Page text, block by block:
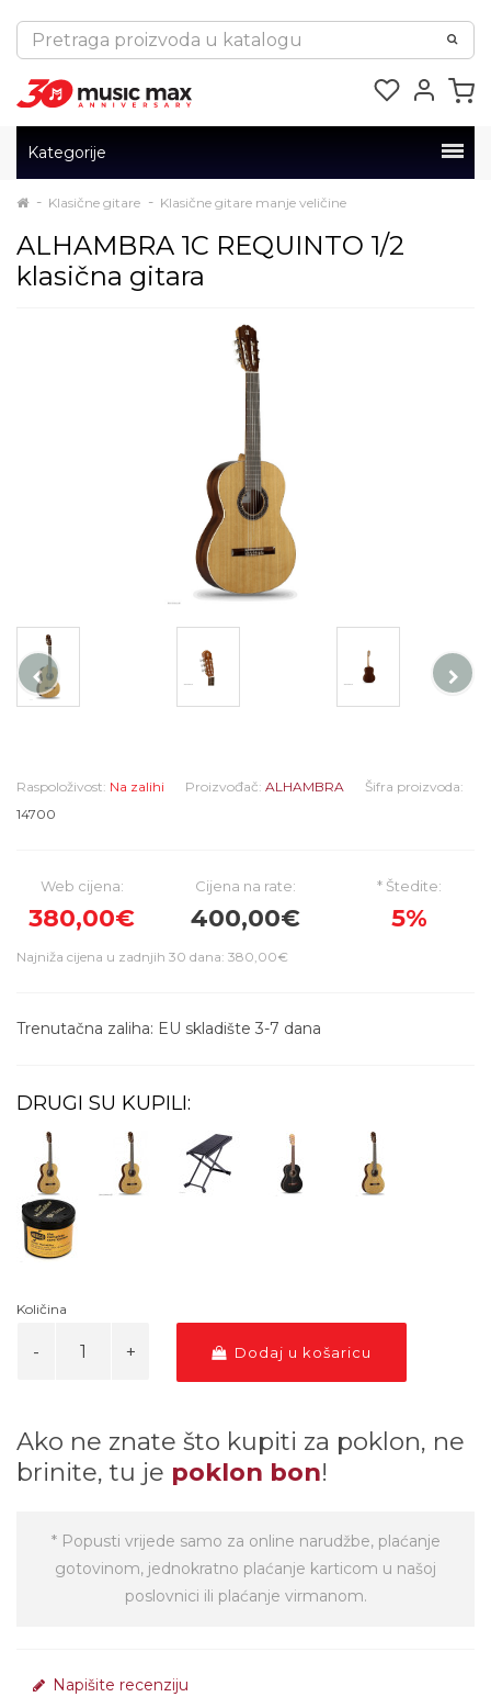
Kategorije
Klasične gitare Klasične gitare manje veličine
ALHAMBRA 1C REQUINTO 1/2
klasična gitara
Raspoloživost: Na zalihi Proizvođač: ALHAMBRA
Šifra proizvoda:
14700
Web cijena:
380,00€
Cijena na rate:
400,00€
* Štedite:
5%
Najniža cijena u zadnjih 30 dana: 380,00€
Trenutačna zaliha: EU skladište 3-7 dana
DRUGI SU KUPILI:
Količina
Dodaj u košaricu
Ako ne znate što kupiti za poklon, ne
brinite, tu je poklon bon!
* Popusti vrijede samo za online narudžbe, plaćanje
gotovinom, jednokratno plaćanje karticom u našoj
poslovnici ili plaćanje virmanom.
Napišite recenziju